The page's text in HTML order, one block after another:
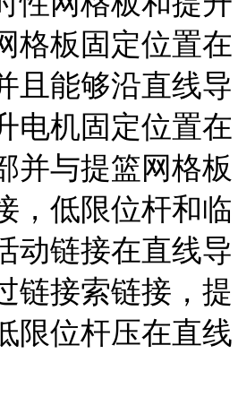
格板固定位置在
且能够沿直线导
电机固定位置在
并与提篮网格板
，低限位杆和临
动链接在直线导
链接索链接，提
限位杆压在直线